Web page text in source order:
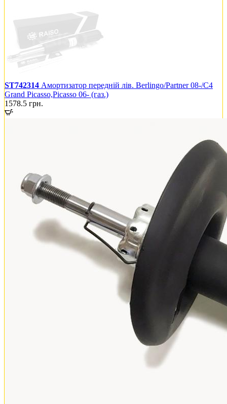
ST742314 Амортизатор передній лів. Berlingo/Partner 08-/C4
Grand Picasso,Picasso 06- (газ.)
1578.5 грн.